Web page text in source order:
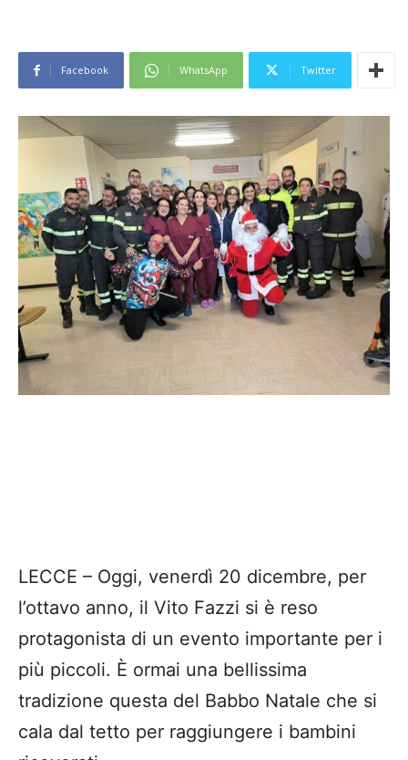
Facebook WhatsApp Twitter
LECCE – Oggi, venerdì 20 dicembre, per
l’ottavo anno, il Vito Fazzi si è reso
protagonista di un evento importante per i
più piccoli. È ormai una bellissima
tradizione questa del Babbo Natale che si
cala dal tetto per raggiungere i bambini